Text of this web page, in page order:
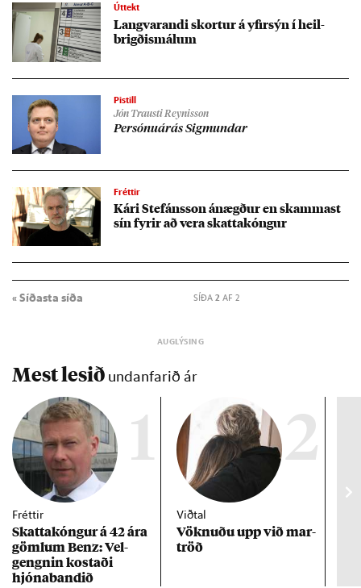
Úttekt
Langvar­andi skort­ur á yf­ir­sýn í heil­
brigð­is­mál­um
Pistill
Jón Trausti Reynisson
Per­sónu­árás Sig­mund­ar
Fréttir
Kári Stef­áns­son ánægð­ur en skamm­ast
sín fyr­ir að vera skattakóng­ur
« Síðasta síða SÍÐA 2AF 2
Mest lesið undanfarið ár
1
Fréttir
Skattakóng­ur á 42 ára
göml­um Benz: Vel­
gengn­in kostaði
hjóna­band­ið
2
Viðtal
Vökn­uðu upp við mar­
tröð